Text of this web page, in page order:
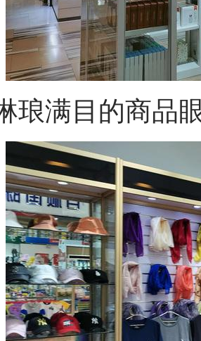
琅满目的商品